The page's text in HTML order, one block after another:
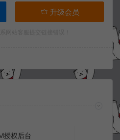
升级会员
授权后台